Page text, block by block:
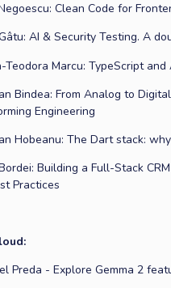
Clean Code for
AI & Security Testing. A
Teodora Marcu: TypeScript
Bindea: From Analog to
Engineering
Hobeanu: The Dart stack:
Building a Full-Stack
Practices
Preda - Explore Gemma 2